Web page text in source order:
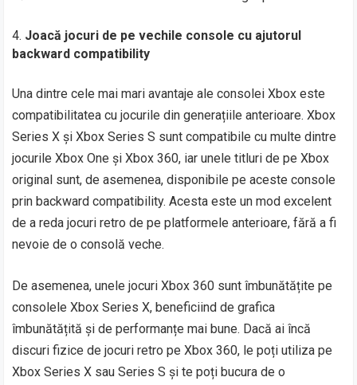
Joacă jocuri de pe vechile console cu ajutorul
backward compatibility
Una dintre cele mai mari avantaje ale consolei Xbox este
compatibilitatea cu jocurile din generațiile anterioare. Xbox
Series X și Xbox Series S sunt compatibile cu multe dintre
jocurile Xbox One și Xbox 360, iar unele titluri de pe Xbox
original sunt, de asemenea, disponibile pe aceste console
prin backward compatibility. Acesta este un mod excelent
de a reda jocuri retro de pe platformele anterioare, fără a fi
nevoie de o consolă veche.
De asemenea, unele jocuri Xbox 360 sunt îmbunătățite pe
consolele Xbox Series X, beneficiind de grafica
îmbunătățită și de performanțe mai bune. Dacă ai încă
discuri fizice de jocuri retro pe Xbox 360, le poți utiliza pe
Xbox Series X sau Series S și te poți bucura de o